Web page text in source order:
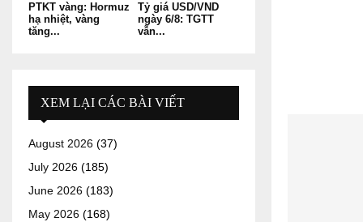
PTKT vàng: Hormuz
hạ nhiệt, vàng
tăng...
Tỷ giá USD/VND
ngày 6/8: TGTT
vẫn...
XEM LẠI CÁC BÀI VIẾT
August 2026 (37)
July 2026 (185)
June 2026 (183)
May 2026 (168)